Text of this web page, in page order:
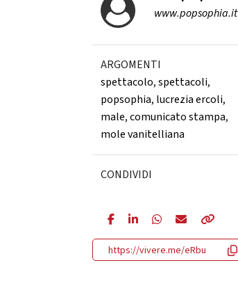
www.popsophia.it
ARGOMENTI
spettacolo,spettacoli,
popsophia, lucrezia ercoli,
male,comunicato stampa,
mole vanitelliana
CONDIVIDI
https://vivere.me/eRbu